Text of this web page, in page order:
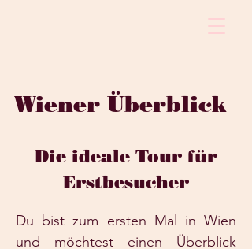
Wiener Überblick
Die ideale Tour für
Erstbesucher
Du bist zum ersten Mal in Wien
und möchtest einen Überblick